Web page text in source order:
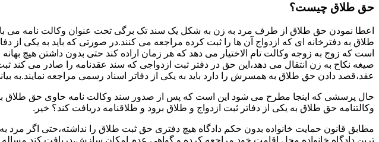
حق طلاق چیست؟
اعطا نمودن حق طلاق از طرف مرد به زن به شکل یک سند تک برگی تحت عنوان وکالت نامه می
طلاق به دفترخانه ای که ازدواج آن ها را ثبت کرده مراجعه می کنند.در صورتی که باید به یکی از
است که زوج به زوجه وکالت تام الاختیار می دهد که هر زمان اراده کند حتی بدون داشتن هیچ
صیغه نکاح به زن انتقال می دهد،این حق در دفتر ثبت ازدواجی که سند عقدنامه را صادر می
عقد،قصد دادن حق طلاق به همسرش را دارد باید به یکی از دفاتر اسناد رسمی مراجعه
حال پرسشی که اینجا مطرح می شود این است که پس از صدور سند وکالت نامه حاوی حق طلاق
وکالتنامه حق طلاق به یکی از دفاتر ثبت ازدواج و طلاق برود و طلاقنامه دریافت کند؟ خیر.
مطابق قانون حمایت خانواده بدون حکم دادگاه هیچ دفتری حق ثبت طلاق را نداشته،حتی اگر مرد